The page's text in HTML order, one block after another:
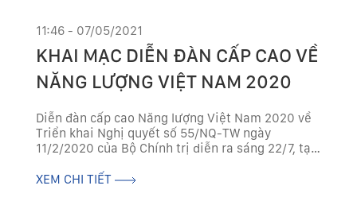
11:46 - 07/05/2021
KHAI MẠC DIỄN ĐÀN CẤP CAO VỀ
NĂNG LƯỢNG VIỆT NAM 2020
Diễn đàn cấp cao Năng lượng Việt Nam 2020 về
Triển khai Nghị quyết số 55/NQ-TW ngày
11/2/2020 của Bộ Chính trị diễn ra sáng 22/7, tại
Dương Quang Thành đã có tham luận tại...
XEM CHI TIẾT